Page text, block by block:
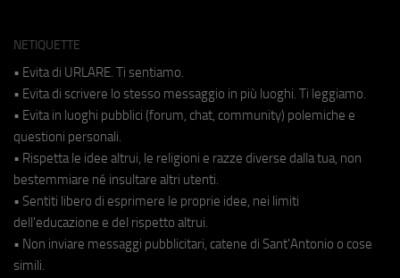
NETIQUETTE
• Evita di URLARE. Ti sentiamo.
• Evita di scrivere lo stesso messaggio in più luoghi. Ti leggiamo.
• Evita in luoghi pubblici (forum, chat, community) polemiche e
questioni personali.
• Rispetta le idee altrui, le religioni e razze diverse dalla tua, non
bestemmiare né insultare altri utenti.
• Sentiti libero di esprimere le proprie idee, nei limiti
dell'educazione e del rispetto altrui.
• Non inviare messaggi pubblicitari, catene di Sant'Antonio o cose
simili.